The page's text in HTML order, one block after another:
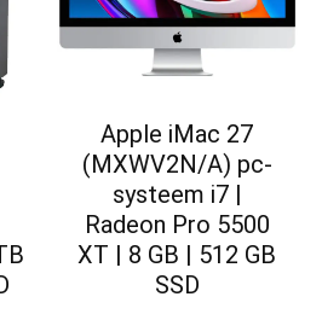
Apple iMac 27
(MXWV2N/A) pc-
systeem i7 |
Radeon Pro 5500
XT | 8 GB | 512 GB
SSD